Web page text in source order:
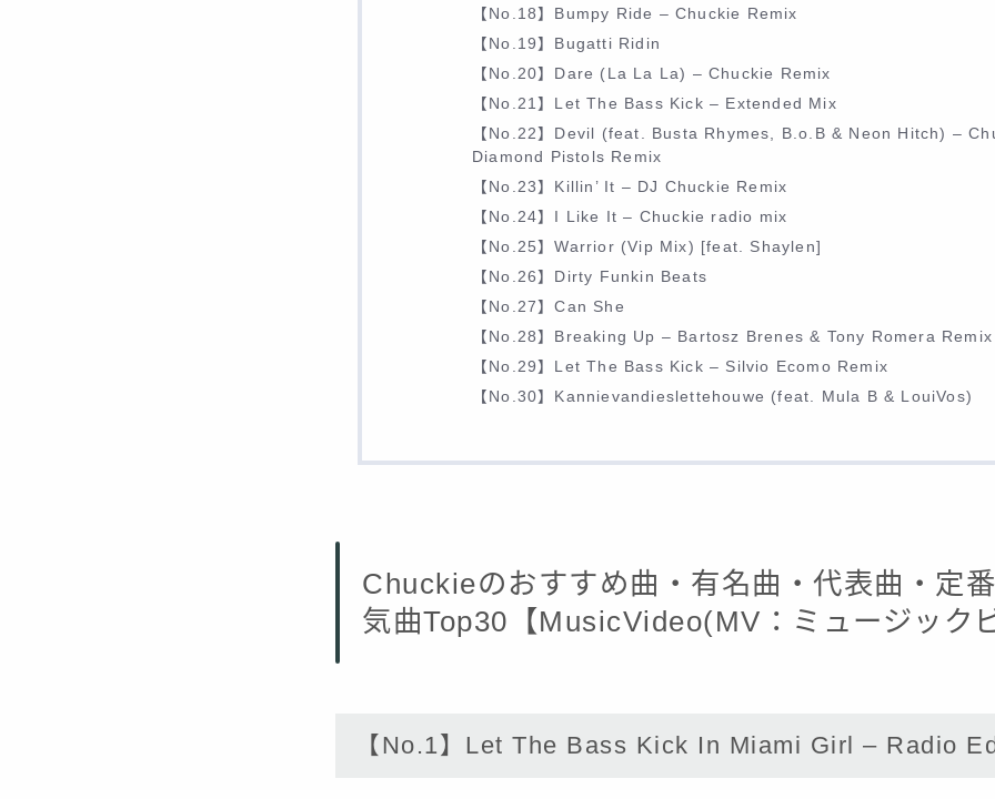
【No.18】Bumpy Ride – Chuckie Remix
【No.19】Bugatti Ridin
【No.20】Dare (La La La) – Chuckie Remix
【No.21】Let The Bass Kick – Extended Mix
【No.22】Devil (feat. Busta Rhymes, B.o.B & Neon Hitch) –
Diamond Pistols Remix
【No.23】Killin’ It – DJ Chuckie Remix
【No.24】I Like It – Chuckie radio mix
【No.25】Warrior (Vip Mix) [feat. Shaylen]
【No.26】Dirty Funkin Beats
【No.27】Can She
【No.28】Breaking Up – Bartosz Brenes & Tony Romera Remix
【No.29】Let The Bass Kick – Silvio Ecomo Remix
【No.30】Kannievandieslettehouwe (feat. Mula B & LouiVos)
Chuckieのおすすめ曲・有名曲・代表曲・定
気曲Top30【MusicVideo(MV：ミュージック
【No.1】Let The Bass Kick In Miami Girl – Radio